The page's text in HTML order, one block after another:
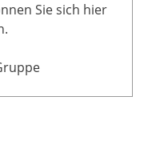
Sie sich hier